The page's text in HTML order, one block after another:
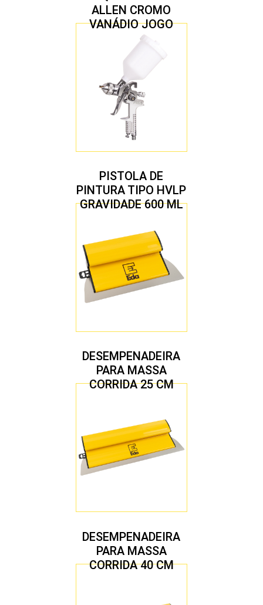
ALLEN CROMO
VANÁDIO JOGO
COM 10 PEÇAS
PISTOLA DE
PINTURA TIPO HVLP
GRAVIDADE 600 ML
1,7 MM
DESEMPENADEIRA
PARA MASSA
CORRIDA 25 CM
DESEMPENADEIRA
PARA MASSA
CORRIDA 40 CM